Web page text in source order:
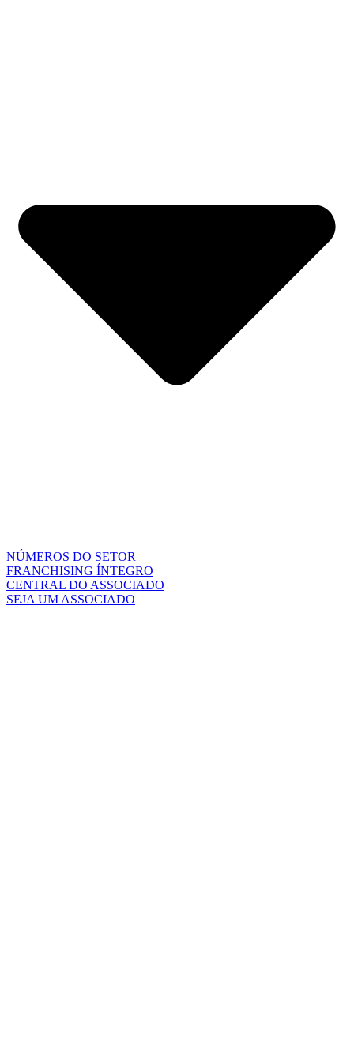
NÚMEROS DO SETOR
FRANCHISING ÍNTEGRO
CENTRAL DO ASSOCIADO
SEJA UM ASSOCIADO